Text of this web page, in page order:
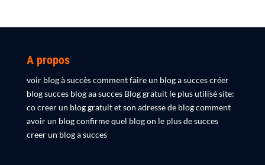
A propos
voir blog à succès comment faire un blog a succes créer
blog succes blog aa succes Blog gratuit le plus utilisé site:
co creer un blog gratuit et son adresse de blog comment
avoir un blog confirme quel blog on le plus de succes
creer un blog a succes